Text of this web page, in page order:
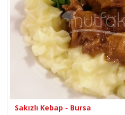
Sakızlı Kebap - Bursa